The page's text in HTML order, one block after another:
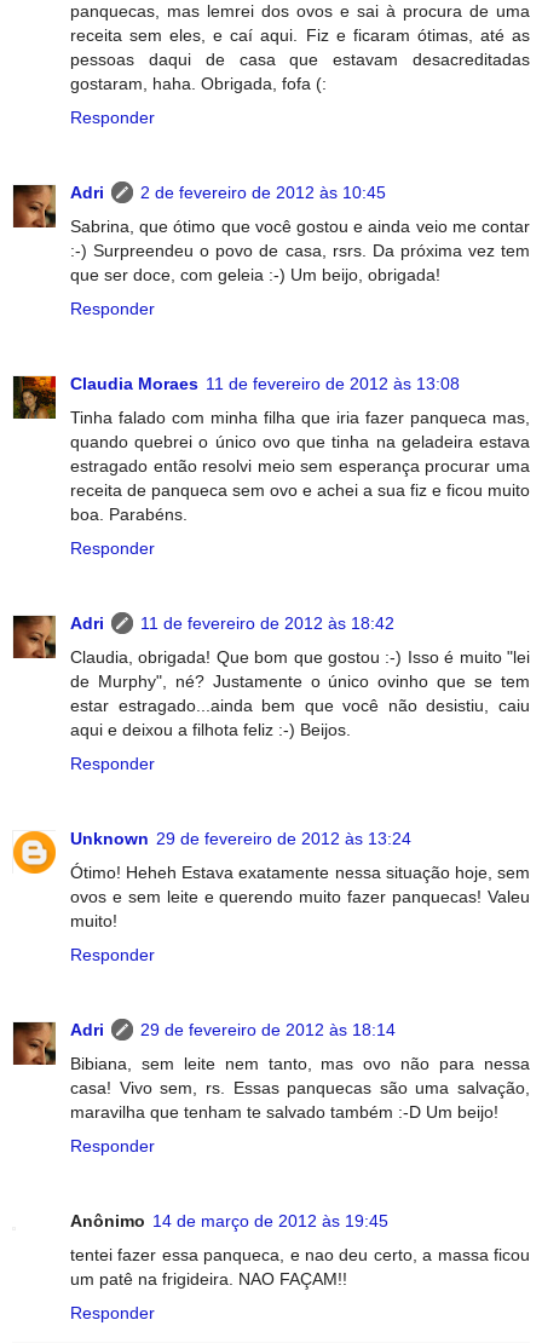
panquecas, mas lemrei dos ovos e sai à procura de uma
receita sem eles, e caí aqui. Fiz e ficaram ótimas, até as
pessoas daqui de casa que estavam desacreditadas
gostaram, haha. Obrigada, fofa (:
Responder
Adri
2 de fevereiro de 2012 às 10:45
Sabrina, que ótimo que você gostou e ainda veio me contar
:-) Surpreendeu o povo de casa, rsrs. Da próxima vez tem
que ser doce, com geleia :-) Um beijo, obrigada!
Responder
Claudia Moraes 11 de fevereiro de 2012 às 13:08
Tinha falado com minha filha que iria fazer panqueca mas,
quando quebrei o único ovo que tinha na geladeira estava
estragado então resolvi meio sem esperança procurar uma
receita de panqueca sem ovo e achei a sua fiz e ficou muito
boa. Parabéns.
Responder
Adri
11 de fevereiro de 2012 às 18:42
Claudia, obrigada! Que bom que gostou :-) Isso é muito "lei
de Murphy", né? Justamente o único ovinho que se tem
estar estragado...ainda bem que você não desistiu, caiu
aqui e deixou a filhota feliz :-) Beijos.
Responder
Unknown 29 de fevereiro de 2012 às 13:24
Ótimo! Heheh Estava exatamente nessa situação hoje, sem
ovos e sem leite e querendo muito fazer panquecas! Valeu
muito!
Responder
Adri
29 de fevereiro de 2012 às 18:14
Bibiana, sem leite nem tanto, mas ovo não para nessa
casa! Vivo sem, rs. Essas panquecas são uma salvação,
maravilha que tenham te salvado também :-D Um beijo!
Responder
Anônimo 14 de março de 2012 às 19:45
tentei fazer essa panqueca, e nao deu certo, a massa ficou
um patê na frigideira. NAO FAÇAM!!
Responder